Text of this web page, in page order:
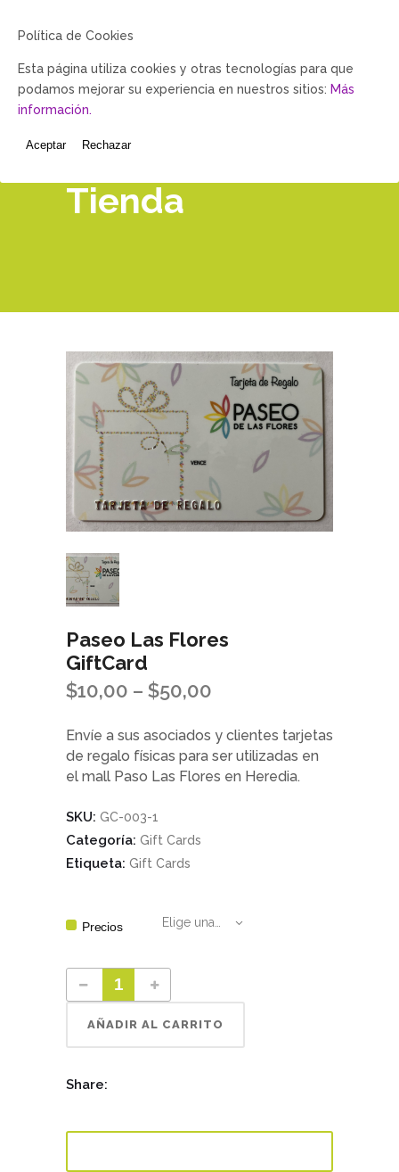
Tienda
Paseo Las Flores
GiftCard
$10,00 – $50,00
Envíe a sus asociados y clientes tarjetas
de regalo físicas para ser utilizadas en
el mall Paso Las Flores en Heredia.
SKU: GC-003-1
Categoría: Gift Cards
Etiqueta: Gift Cards
Precios
AÑADIR AL CARRITO
Share:
Política de Cookies
Esta página utiliza cookies y otras tecnologías para que
podamos mejorar su experiencia en nuestros sitios: Más
información.
Aceptar Rechazar